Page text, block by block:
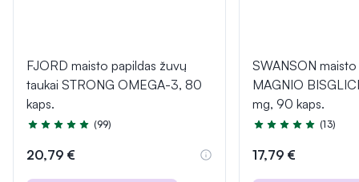
FJORD maisto papildas žuvų
taukai STRONG OMEGA-3, 80
kaps.
Įvertinimas 4.9 iš 5
(99)
20,79 €
SWANSON
MAGNIO
mg, 90 kaps.
Įvertinimas 4.8 iš 5
(13)
17,79 €